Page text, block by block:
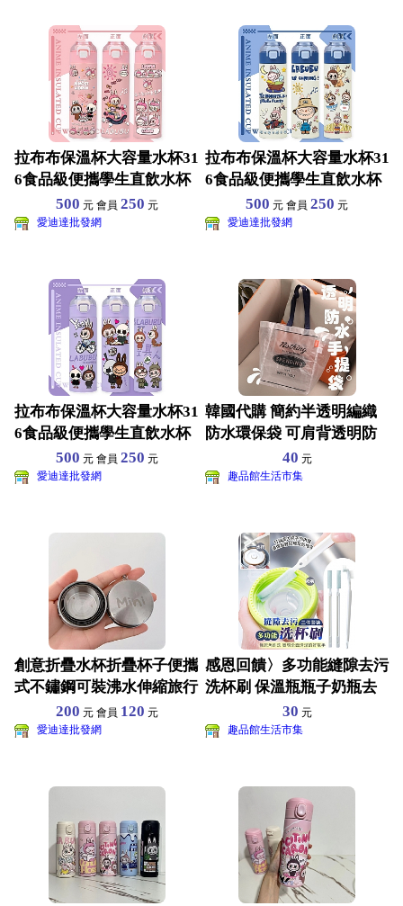
拉布布保溫杯大容量水杯31
6食品級便攜學生直飲水杯
個性INS500ML
500 元 會員 250 元
愛迪達批發網
拉布布保溫杯大容量水杯31
6食品級便攜學生直飲水杯
個性INS500ML
500 元 會員250 元
愛迪達批發網
拉布布保溫杯大容量水杯31
6食品級便攜學生直飲水杯
個性INS500ML
500 元 會員 250 元
愛迪達批發網
韓國代購 簡約半透明編織
防水環保袋 可肩背透明防
水手提袋 - 加贈小掛
40 元
趣品館生活市集
創意折疊水杯折疊杯子便攜
式不鏽鋼可裝沸水伸縮旅行
壓縮杯耐高溫
200 元 會員 120 元
愛迪達批發網
感恩回饋〉多功能縫隙去污
洗杯刷 保溫瓶瓶子奶瓶去
污刷 縫隙刷 (3件/
30 元
趣品館生活市集